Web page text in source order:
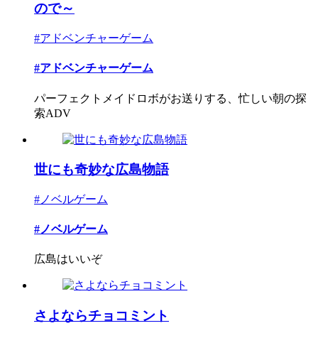
ので～
#アドベンチャーゲーム
#アドベンチャーゲーム
パーフェクトメイドロボがお送りする、忙しい朝の探
索ADV
世にも奇妙な広島物語
#ノベルゲーム
#ノベルゲーム
広島はいいぞ
さよならチョコミント